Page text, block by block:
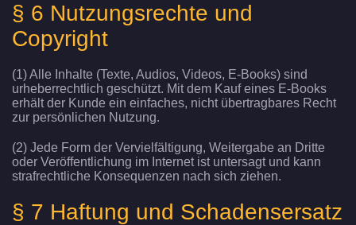
§ 6 Nutzungsrechte und
Copyright
(1) Alle I nhalte (Texte, Audios, Videos, E-Books) sind
urheberrechtlich geschützt. Mit dem Kauf eines E-Books
erhält der Kunde ein einfaches, nicht übertragbares Recht
zur persönlichen Nutzung.
(2) Jede Form der Vervielfältigung, Weitergabe an Dritte
oder Veröffentlichung im Internet ist untersagt und kann
strafrechtliche Konsequenzen nach sich ziehen.
§ 7 Haftung und Schadensersatz